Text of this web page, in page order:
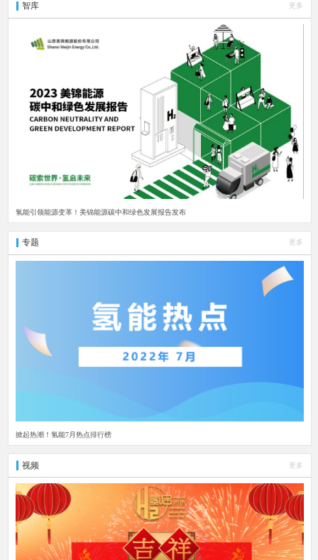
智库 更多
氢能引领能源变革！美锦能源碳中和绿色发展报告发布
专题 更多
掀起热潮！氢能7月热点排行榜
视频 更多